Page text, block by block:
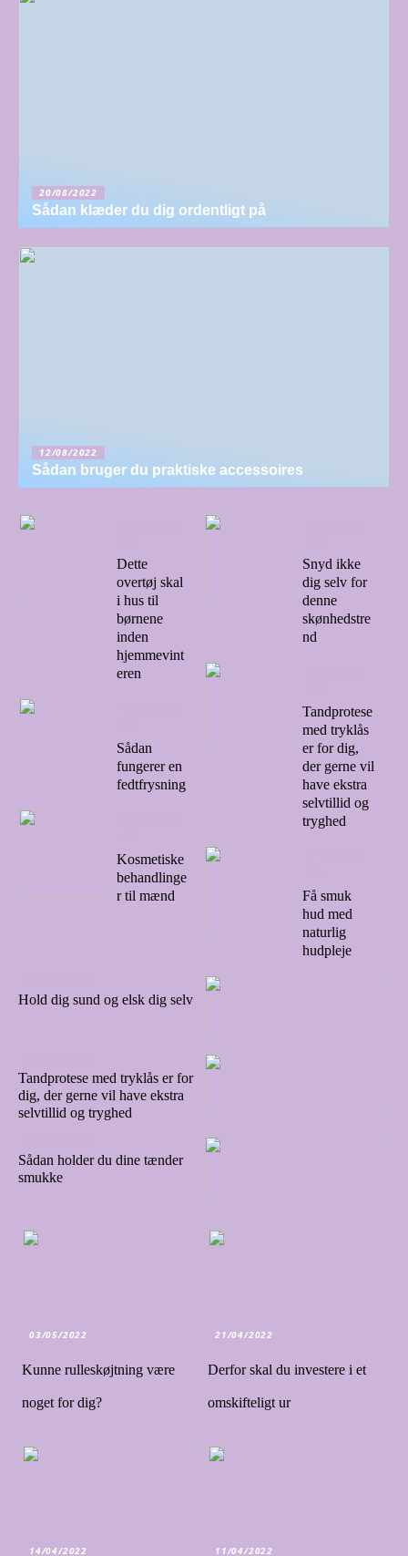
20/08/2022
Sådan klæder du dig ordentligt på
12/08/2022
Sådan bruger du praktiske accessoires
Dette
overtøj skal
i hus til
børnene
inden
hjemmevint
eren
Sådan
fungerer en
fedtfrysning
Kosmetiske
behandlinge
r til mænd
Snyd ikke
dig selv for
denne
skønhedstre
nd
Tandprotese
med tryklås
er for dig,
der gerne vil
have ekstra
selvtillid og
tryghed
Få smuk
hud med
naturlig
hudpleje
Hold dig sund og elsk dig selv
Tandprotese med tryklås er for
dig, der gerne vil have ekstra
selvtillid og tryghed
Sådan holder du dine tænder
smukke
03/05/2022
Kunne rulleskøjtning være
noget for dig?
21/04/2022
Derfor skal du investere i et
omskifteligt ur
14/04/2022 11/04/2022